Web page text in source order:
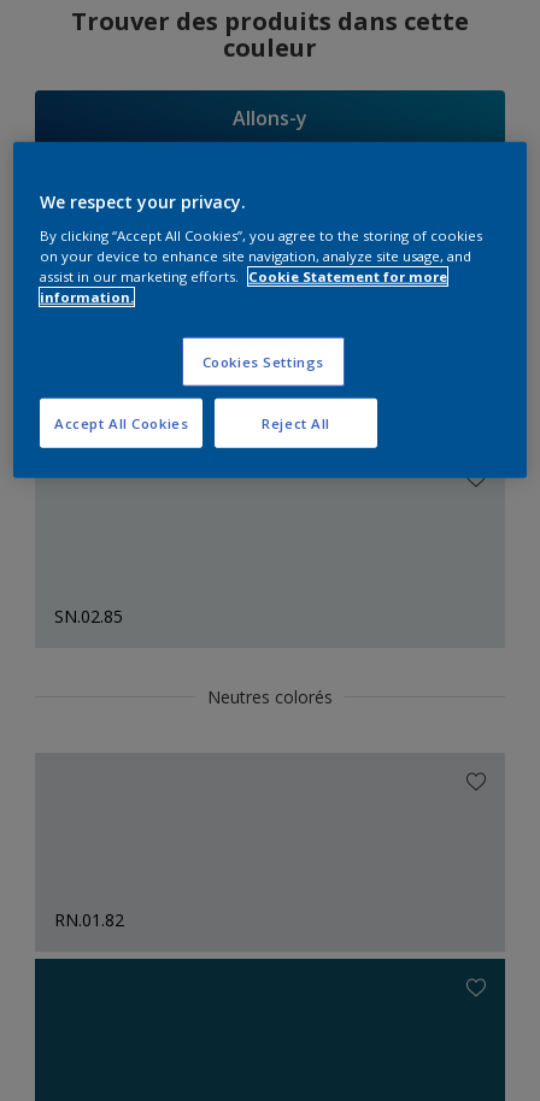
Trouver des produits dans cette
couleur
Allons-y
Suggestions
d'Harmonies
Le Blanc Parfait
SN.02.85
Neutres colorés
RN.01.82
We respect your privacy.
By clicking “Accept All Cookies”, you agree to the storing of cookies
on your device to enhance site navigation, analyze site usage, and
assist in our marketing efforts.
Cookie Statement for more
information.
Cookies Settings
Reject All
Accept All Cookies